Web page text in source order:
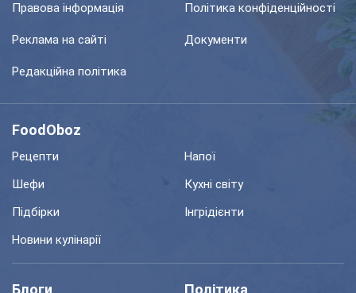
Правова інформація Політика конфіденційності
Реклама на сайті Документи
Редакційна політика
FoodOboz
Рецепти
Напої
Шефи
Кухні світу
Підбірки
Інгрідієнти
Новини кулінарії
Блоги Політика